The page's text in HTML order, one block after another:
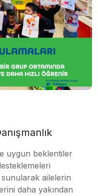
uygun beklentiler
sunularak ailelerin
daha yakından